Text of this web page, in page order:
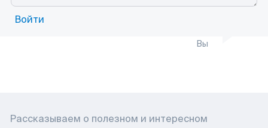
Войти
Вы
Рассказываем о полезном и интересном